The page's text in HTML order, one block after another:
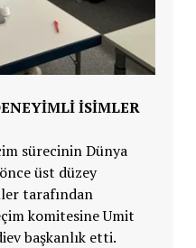
İSİMLER
sürecinin Dünya
üst düzey
tarafından
komitesine Umit
başkanlık etti.